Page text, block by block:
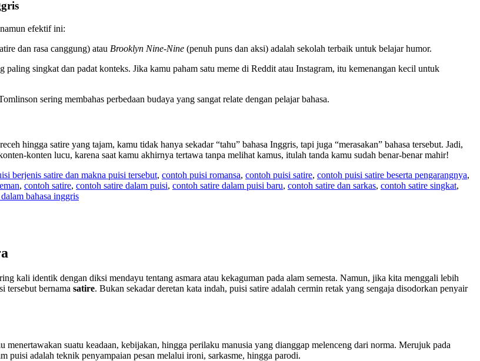
efektif ini:
dan rasa canggung) atau Brooklyn Nine-Nine (penuh puns dan aksi) adalah sekolah terbaik untuk belajar humor.
paling singkat dan padat konteks. Jika kamu paham satu meme di Reddit atau Instagram, itu kemenangan kecil untuk
sering membahas perbedaan budaya yang sangat relate dengan pelajar bahasa.
hingga satire yang tajam, kamu tidak hanya sekadar “tahu” bahasa Inggris, tapi juga “merasakan” bahasa tersebut. Jadi,
konten lucu, karena saat kamu akhirnya tertawa tanpa melihat kamus, itulah tanda kamu sudah benar-benar mahir!
berjenis satire dan makna puisi tersebut, contoh puisi romansa, contoh puisi satire, contoh puisi satire beserta pengarangnya,
, contoh satire, contoh satire dalam puisi, contoh satire dalam puisi baru, contoh satire dan sarkas, contoh satire singkat,
bahasa inggris
kali identik dengan diksi mendayu tentang asmara atau kekaguman pada alam semesta. Namun, jika kita menggali lebih
tersebut bernama satire. Bukan sekadar deretan kata indah, puisi satire adalah cermin retak yang sengaja disodorkan penyair
suatu keadaan, kebijakan, hingga perilaku manusia yang dianggap melenceng dari norma. Merujuk pada
puisi adalah teknik penyampaian pesan melalui ironi, sarkasme, hingga parodi.